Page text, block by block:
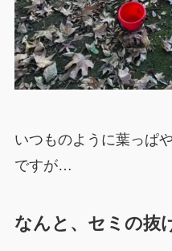
いつものように葉っぱ
ですが…
なんと、セミの抜